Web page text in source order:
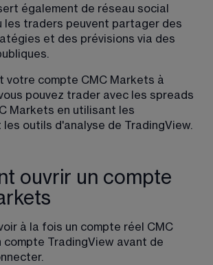
également de réseau social
les traders peuvent partager des
et des prévisions via des
votre compte CMC Markets à
pouvez trader avec les spreads
Markets en utilisant les
outils d'analyse de TradingView.
ouvrir un compte
à la fois un compte réel CMC
compte TradingView avant de